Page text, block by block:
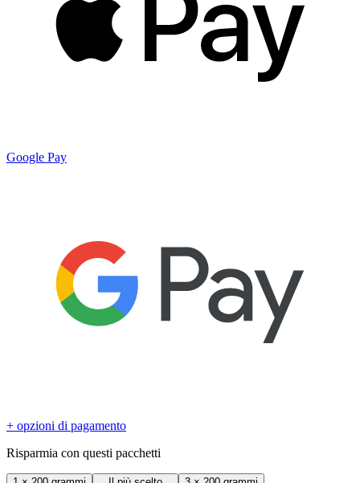
Google Pay
+ opzioni di pagamento
Risparmia con questi pacchetti